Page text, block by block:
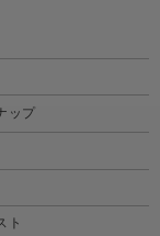
ップ
ト